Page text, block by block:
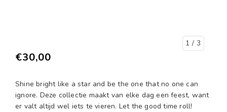
1 / 3
€30,00
Shine bright like a star and be the one that no one can
ignore. Deze collectie maakt van elke dag een feest, want
er valt altijd wel iets te vieren. Let the good time roll!